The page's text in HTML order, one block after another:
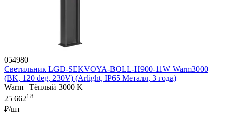
054980
Светильник LGD-SEKVOYA-BOLL-H900-11W Warm3000
(BK, 120 deg, 230V) (Arlight, IP65 Металл, 3 года)
Warm | Тёплый 3000 K
25 66218
₽/шт